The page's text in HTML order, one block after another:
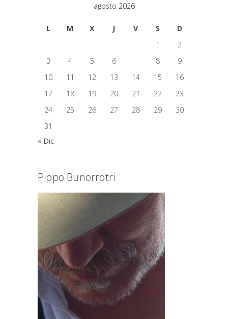
agosto 2026
L M X J V S
D
1
2
3
4 5 6 8
9
10
11 12 13 14 15
16
17
18 19 20 21 22
23
24
25 26 27 28 29
30
31
« Dic
Pippo Bunorrotri